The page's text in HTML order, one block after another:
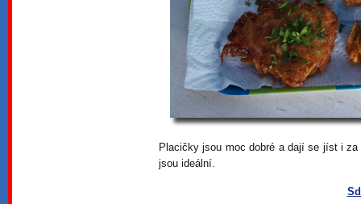
Placičky jsou moc dobré a dají se jíst i
jsou ideální.